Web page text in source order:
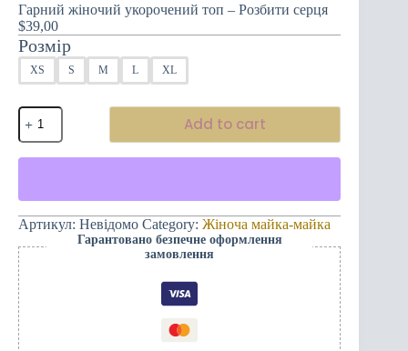
Гарний жіночий укорочений топ – Розбити серця
$39,00
Розмір
XS S M L XL
Гарний
жіночий
укорочений
топ
серця
quantity
Add to cart
Артикул: Невідомо Category: Жіноча майка-майка
Гарантовано безпечне оформлення
замовлення